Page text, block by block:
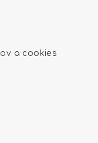
a cookies